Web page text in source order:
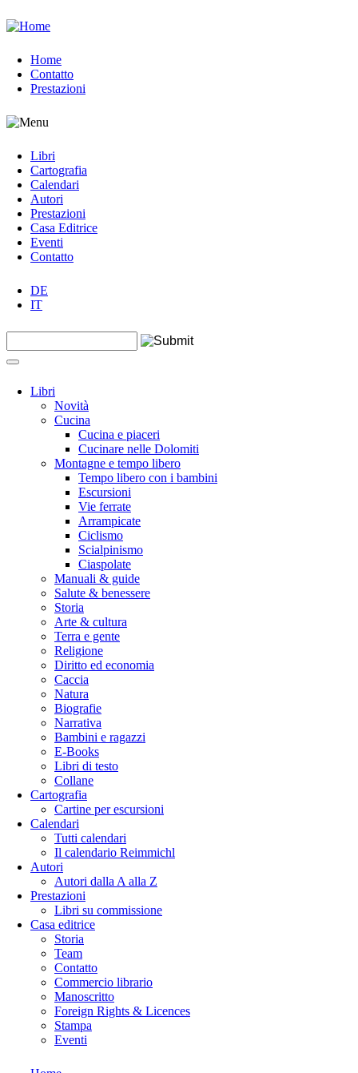
Jump to navigation
Home
Contatto
Prestazioni
Libri
Cartografia
Calendari
Autori
Prestazioni
Casa Editrice
Eventi
Contatto
DE
IT
Form di ricerca
Libri
Novità
Cucina
Cucina e piaceri
Cucinare nelle Dolomiti
Montagne e tempo libero
Tempo libero con i bambini
Escursioni
Vie ferrate
Arrampicate
Ciclismo
Scialpinismo
Ciaspolate
Manuali & guide
Salute & benessere
Storia
Arte & cultura
Terra e gente
Religione
Diritto ed economia
Caccia
Natura
Biografie
Narrativa
Bambini e ragazzi
E-Books
Libri di testo
Collane
Cartografia
Cartine per escursioni
Calendari
Tutti calendari
Il calendario Reimmichl
Autori
Autori dalla A alla Z
Prestazioni
Libri su commissione
Casa editrice
Storia
Team
Contatto
Commercio librario
Manoscritto
Foreign Rights & Licences
Stampa
Eventi